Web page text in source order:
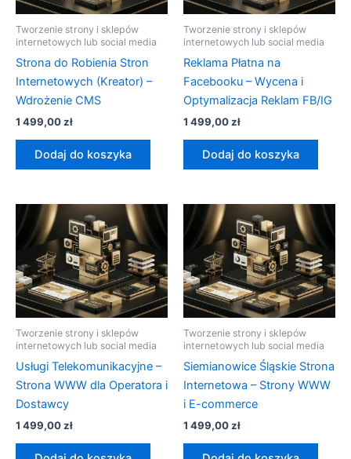
Tworzenie strony i sklepów
internetowych lub social media
Strona do Robienia Stron
Internetowych (Kreator) –
Wdrożenie CMS
1 499,00zł
Dodaj do koszyka
Tworzenie strony i sklepów
internetowych lub social media
Reklama Płatna na
Facebooku – Wycena i
Optymalizacja Reklam FB/IG
1 499,00zł
Dodaj do koszyka
Tworzenie strony i sklepów
internetowych lub social media
Usługi Telekomunikacyjne –
Strona WWW dla Operatora i
Dostawcy
1 499,00zł
Tworzenie strony i sklepów
internetowych lub social media
Siemianowice Śląskie Strona
Internetowa – Strony WWW
i E-commerce
1 499,00zł